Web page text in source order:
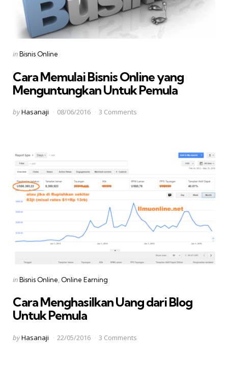
Categories
Posted
inBisnis Online
Cara Memulai Bisnis Online yang
Menguntungkan Untuk Pemula
Posted
byHasanaji 08/06/2016 3 Comments
Categories
Posted
inBisnis Online Online Earning
Cara Menghasilkan Uang dari Blog
Untuk Pemula
Posted
byHasanaji 22/05/2016 3 Comments